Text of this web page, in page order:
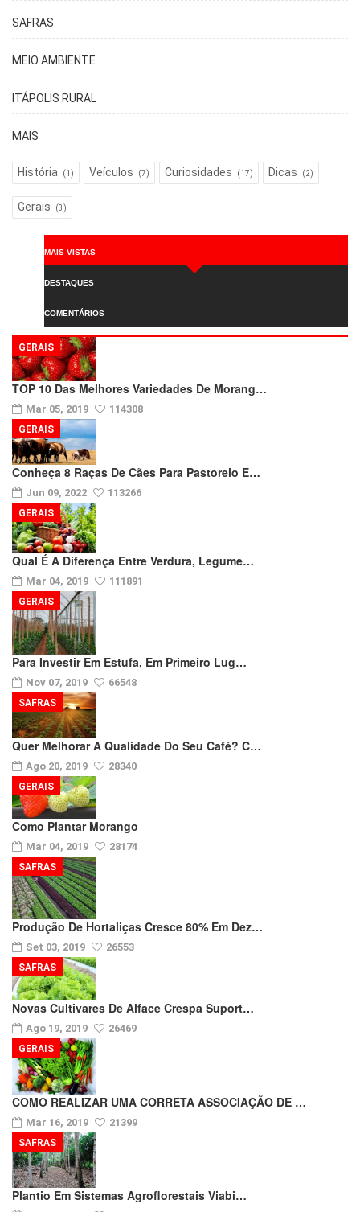
SAFRAS
MEIO AMBIENTE
ITÁPOLIS RURAL
MAIS
História (1) Veículos (7) Curiosidades (17) Dicas (2)
Gerais (3)
MAIS VISTAS
DESTAQUES
COMENTÁRIOS
TOP 10 Das Melhores Variedades De Morang…
Mar 05, 2019 114308
GERAIS
Conheça 8 Raças De Cães Para Pastoreio E…
Jun 09, 2022 113266
GERAIS
Qual É A Diferença Entre Verdura, Legume…
Mar 04, 2019 111891
GERAIS
Para Investir Em Estufa, Em Primeiro Lug…
Nov 07, 2019 66548
GERAIS
Quer Melhorar A Qualidade Do Seu Café? C…
Ago 20, 2019 28340
SAFRAS
Como Plantar Morango
Mar 04, 2019 28174
GERAIS
Produção De Hortaliças Cresce 80% Em Dez…
Set 03, 2019 26553
SAFRAS
Novas Cultivares De Alface Crespa Suport…
Ago 19, 2019 26469
SAFRAS
COMO REALIZAR UMA CORRETA ASSOCIAÇÃO DE …
Mar 16, 2019 21399
GERAIS
Plantio Em Sistemas Agroflorestais Viabi…
SAFRAS